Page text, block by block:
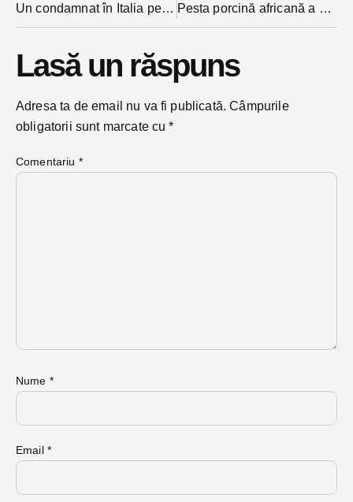
Un condamnat în Italia pentru sclavie a fost înhățat de polițiști în Reteag. Nu e singurul din comună în aceeași situație Pesta porcină africană a ajuns la granița județului Bistrița-Năsăud. Sunt deja filtre rutiere la limita cu Maramureșul
Lasă un răspuns
Adresa ta de email nu va fi publicată. Câmpurile
obligatorii sunt marcate cu*
Comentariu *
Nume *
Email *